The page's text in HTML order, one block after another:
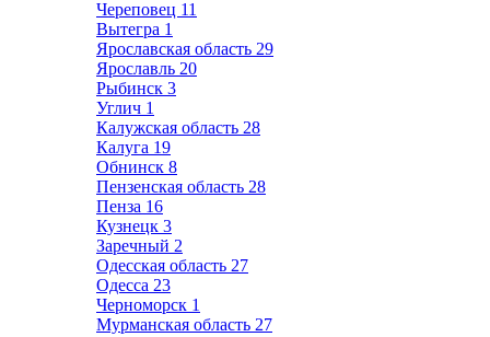
Череповец 11
Вытегра 1
Ярославская область 29
Ярославль 20
Рыбинск 3
Углич 1
Калужская область 28
Калуга 19
Обнинск 8
Пензенская область 28
Пенза 16
Кузнецк 3
Заречный 2
Одесская область 27
Одесса 23
Черноморск 1
Мурманская область 27